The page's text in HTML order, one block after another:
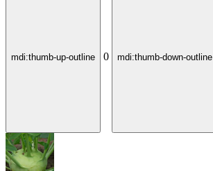
mdi:thumb-up-outline 0 mdi:thumb-down-outline